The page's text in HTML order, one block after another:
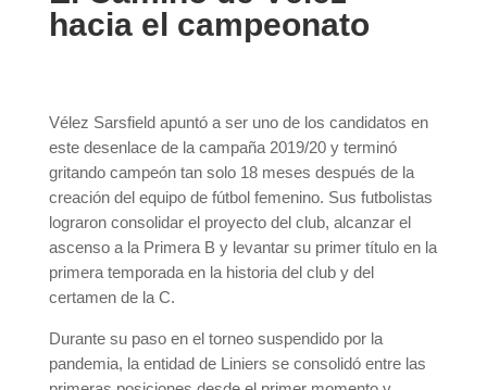
hacia el campeonato
Vélez Sarsfield apuntó a ser uno de los candidatos en
este desenlace de la campaña 2019/20 y terminó
gritando campeón tan solo 18 meses después de la
creación del equipo de fútbol femenino. Sus futbolistas
lograron consolidar el proyecto del club, alcanzar el
ascenso a la Primera B y levantar su primer título en la
primera temporada en la historia del club y del
certamen de la C.
Durante su paso en el torneo suspendido por la
pandemia, la entidad de Liniers se consolidó entre las